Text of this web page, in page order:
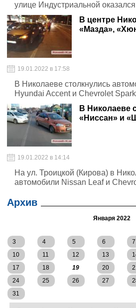
улице Индустриальной
В центре
«Мазда»,
19.01.2022 в 17:58
В Николаеве столкнулись
Hyundai Accent и Chevrolet Spark
В Николаеве
«Ниссан» и
19.01.2022 в 14:14
На ул. Троицкой (Кирова) в
автомобили Nissan Leaf и
Архив
Января 2022
3
4 5 6 7
10
11 12 13
17
18 19 20
24
25 26 27
31